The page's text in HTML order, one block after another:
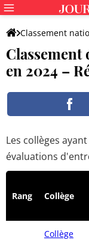
Classement
Saint-Omer
Classement
en 2024 –
Les collèges
évaluations
Rang Collège
Collège